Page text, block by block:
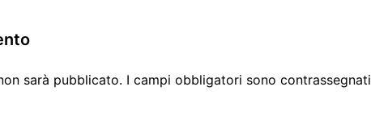
sarà pubblicato. I campi obbligatori sono contrassegnati